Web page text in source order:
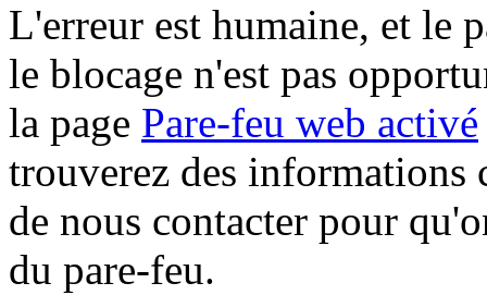
L'erreur est humaine, et le
le blocage n'est pas
la page Pare-feu web activé
trouverez des informations
de nous contacter pour
du pare-feu.